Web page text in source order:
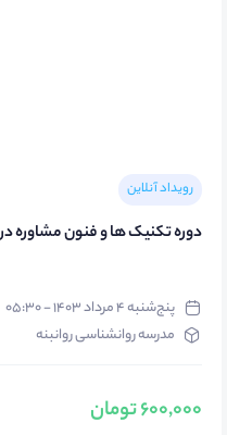
رویداد آنلاین
دوره تکنیک ها و فنون مشاوره
پنج‌شنبه ۴ مرداد ۱۴۰۳ - ۰۵:۳۰
مدرسه روانشناسی روانبنه
600,000 تومان